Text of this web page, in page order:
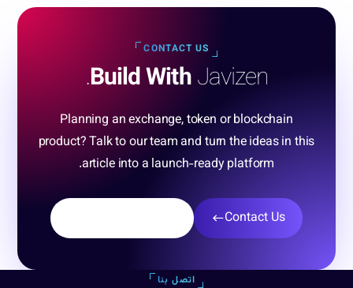
CONTACT US
Build WithJavizen.
Planning an exchange, token or blockchain
product? Talk to our team and turn the ideas in this
article into a launch-ready platform.
Contact Us
اتصل بنا